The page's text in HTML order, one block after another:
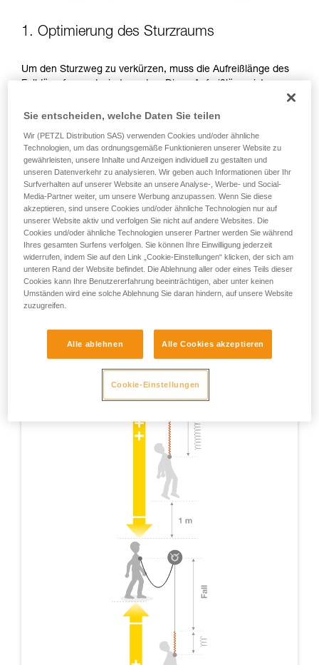
1. Optimierung des Sturzraums
Um den Sturzweg zu verkürzen, muss die Aufreißlänge des
Falldämpfers reduziert werden. Diese Aufreißlänge ist von
abhängig. Es gibt zwei Möglichkeiten, um die Sturzhöhe zu
Anschlagpunktes bevorzugen und die Länge des
Verbindungsmittels reduzieren.
ARBEITSPOSITIONEN UNTERHALB DES
ANSCHLAGPUNKTES BEVORZUGEN
Sie entscheiden, welche Daten Sie teilen
Wir (PETZL Distribution SAS) verwenden Cookies und/oder ähnliche
Technologien, um das ordnungsgemäße Funktionieren unserer Website zu
gewährleisten, unsere Inhalte und Anzeigen individuell zu gestalten und
unseren Datenverkehr zu analysieren. Wir geben auch Informationen über Ihr
Surfverhalten auf unserer Website an unsere Analyse-, Werbe- und Social-
Media-Partner weiter, um unsere Werbung anzupassen. Wenn Sie diese
akzeptieren, sind unsere Cookies und/oder ähnliche Technologien nur auf
unserer Website aktiv und verfolgen Sie nicht auf andere Websites. Die
Cookies und/oder ähnliche Technologien unserer Partner werden Sie während
Ihres gesamten Surfens verfolgen. Sie können Ihre Einwilligung jederzeit
widerrufen, indem Sie auf den Link „Cookie-Einstellungen“ klicken, der sich am
unteren Rand der Website befindet. Die Ablehnung aller oder eines Teils dieser
Cookies kann Ihre Benutzererfahrung beeinträchtigen, aber unter keinen
Umständen wird eine solche Ablehnung Sie daran hindern, auf unsere Website
zuzugreifen.
Alle ablehnen Alle Cookies akzeptieren
Cookie-Einstellungen